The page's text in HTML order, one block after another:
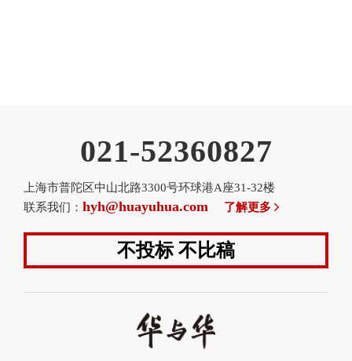
021-52360827
上海市普陀区中山北路3300号环球港A座31-32楼
联系我们： hyh@huayuhua.com 了解更多
不投标 不比稿